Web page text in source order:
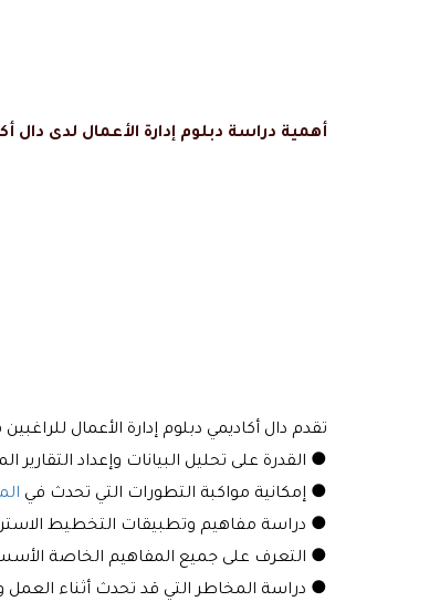
أهمية دراسة دبلوم إدارة الأعمال لدى دال
تقدم دال أكاديمي دبلوم إدارة الأعمال للراغبين في دراسة هذا
● القدرة على تحليل البيانات وإعداد التقارير
● إمكانية مواكبة التطورات التي تحدث في
● دراسة مفاهيم وتطبيقات التخطيط
● التعرف على جميع المفاهيم الخاصة الأسس
● دراسة المخاطر التي قد تحدث أثناء